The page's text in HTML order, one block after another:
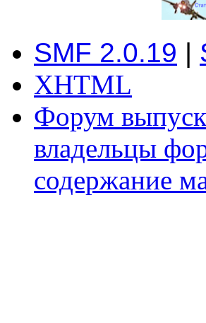
SMF 2.0.19 |
XHTML
Форум
владельцы
содержание